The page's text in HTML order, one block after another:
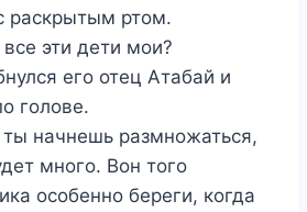
раскрытым ртом.
эти дети мои?
его отец Атабай и
голове.
начнешь размножаться,
много. Вон того
особенно береги, когда